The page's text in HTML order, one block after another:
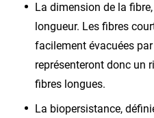
La dimension de la
longueur. Les fibres
facilement évacuées
représenteront donc un
fibres longues.
La biopersistance,